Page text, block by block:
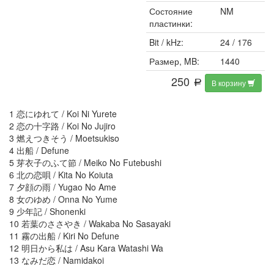
Состояние
пластинки:
NM
Bit / kHz:
24 / 176
Размер, MB:
1440
250 a В корзину
1 恋にゆれて / Koi Ni Yurete
2 恋の十字路 / Koi No Jujiro
3 燃えつきそう / Moetsukiso
4 出船 / Defune
5 芽衣子のふて節 / Meiko No Futebushi
6 北の恋唄 / Kita No Koiuta
7 夕顔の雨 / Yugao No Ame
8 女のゆめ / Onna No Yume
9 少年記 / Shonenki
10 若葉のささやき / Wakaba No Sasayaki
11 霧の出船 / Kiri No Defune
12 明日から私は / Asu Kara Watashi Wa
13 なみだ恋 / Namidakoi